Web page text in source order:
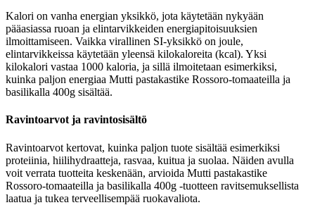
Kalori on vanha energian yksikkö, jota käytetään nykyään
pääasiassa ruoan ja elintarvikkeiden energiapitoisuuksien
ilmoittamiseen. Vaikka virallinen SI-yksikkö on joule,
elintarvikkeissa käytetään yleensä kilokaloreita (kcal). Yksi
kilokalori vastaa 1000 kaloria, ja sillä ilmoitetaan esimerkiksi,
kuinka paljon energiaa Mutti pastakastike Rossoro-tomaateilla ja
basilikalla 400g sisältää.
Ravintoarvot ja ravintosisältö
Ravintoarvot kertovat, kuinka paljon tuote sisältää esimerkiksi
proteiinia, hiilihydraatteja, rasvaa, kuitua ja suolaa. Näiden avulla
voit verrata tuotteita keskenään, arvioida Mutti pastakastike
Rossoro-tomaateilla ja basilikalla 400g -tuotteen ravitsemuksellista
laatua ja tukea terveellisempää ruokavaliota.